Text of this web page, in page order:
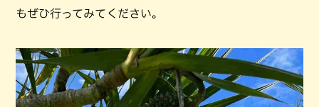
もぜひ行ってみてください。